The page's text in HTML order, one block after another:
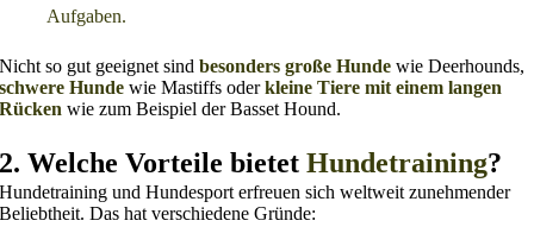
Aufgaben.
Nicht so gut geeignet sindbesonders große Hunde wie Deerhounds,
schwere Hunde wie Mastiffs oderkleine Tiere mit einem langen
Rücken wie zum Beispiel der Basset Hound.
2. Welche Vorteile bietetHundetraining?
Hundetraining und Hundesport erfreuen sich weltweit zunehmender
Beliebtheit. Das hat verschiedene Gründe: